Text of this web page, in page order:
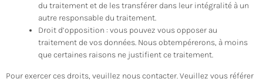
du traitement et de les transférer dans leur intégralité à un
autre responsable du traitement.
Droit d’opposition : vous pouvez vous opposer au
traitement de vos données. Nous obtempérerons, à moins
que certaines raisons ne justifient ce traitement.
Pour exercer ces droits, veuillez nous contacter. Veuillez vous référer